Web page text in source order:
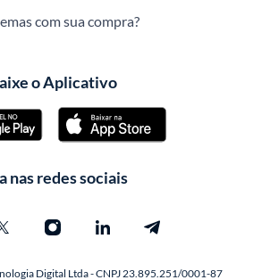
com sua compra?
o Aplicativo
nas redes sociais
Digital Ltda - CNPJ 23.895.251/0001-87